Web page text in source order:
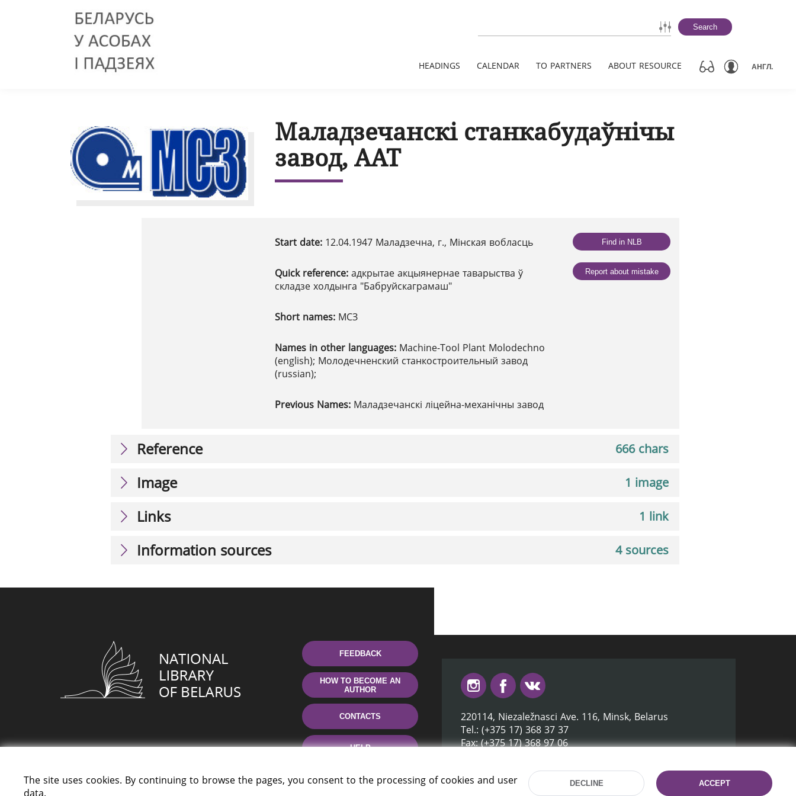
Search
HEADINGS CALENDAR TO PARTNERS ABOUT RESOURCE АНГЛ.
Маладзечанскі станкабудаўнічы
завод, ААТ
Start date: 12.04.1947 Маладзечна, г., Мінская вобласць
Quick reference: адкрытае акцыянернае таварыства ў
складзе холдынга "Бабруйскаграмаш"
Short names: МСЗ
Names in other languages: Machine-Tool Plant Molodechno
(english); Молодечненский станкостроительный завод
(russian);
Previous Names: Маладзечанскі ліцейна-механічны завод
Find in NLB
Report about mistake
666 chars
Reference
1 image
Image
1 link
Links
4 sources
Information sources
FEEDBACK
HOW TO BECOME AN
AUTHOR
CONTACTS
HELP
220114, Niezaležnasci Ave. 116, Minsk, Belarus
Tel.: (+375 17) 368 37 37
Fax: (+375 17) 368 97 06
The site uses cookies. By continuing to browse the pages, you consent to the processing of cookies and user
data.
DECLINE ACCEPT